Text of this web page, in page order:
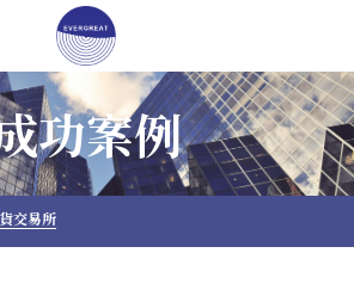
功案例
交易所
部落格分類